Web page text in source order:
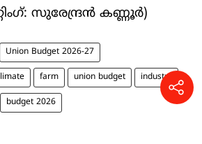
സുരേന്ദ്രൻ കണ്ണൂർ)
Union Budget 2026-27
farm union budget industry
budget 2026